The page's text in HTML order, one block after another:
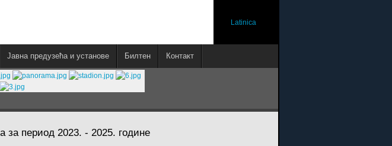
Latinica
Јавна предузећа и установе Билтен Контакт
за период 2023. - 2025. године